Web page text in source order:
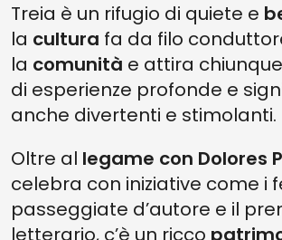
Treia è un rifugio di quiete e
la cultura fa da filo
la comunità e attira
di esperienze profonde e
anche divertenti e stimolanti.
Oltre al legame con Dolores
celebra con iniziative come i
passeggiate d’autore e il
letterario, c’è un ricco